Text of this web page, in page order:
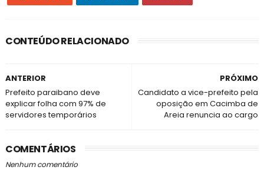
CONTEÚDO RELACIONADO
PRÓXIMO
Candidato a vice-prefeito pela
oposição em Cacimba de
Areia renuncia ao cargo
ANTERIOR
Prefeito paraibano deve
explicar folha com 97% de
servidores temporários
COMENTÁRIOS
Nenhum comentário